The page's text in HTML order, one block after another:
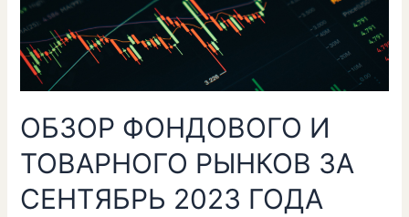
ОБЗОР ФОНДОВОГО И
ТОВАРНОГО РЫНКОВ ЗА
СЕНТЯБРЬ 2023 ГОДА
ОБЗОР
ФОНДОВОГО
И
ТОВАРНОГО
РЫНКОВ
СЕНТЯБРЬ
2023
ГОДА